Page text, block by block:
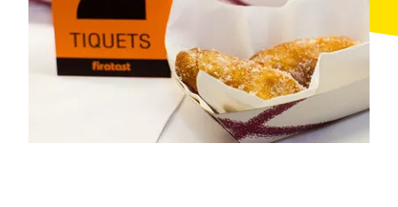
historique
vie nocturne et saproximité
de communications les plus importants, dont
aéroport de Gérone-Costa Brava